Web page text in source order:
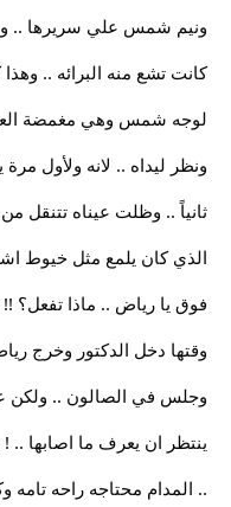
ونيم شمس علي سريرها ..
كانت تشع منه البرائه ..
لوجه شمس وهي مغمضة
ونظر ليداه .. لانه ولأول
ثانياً .. وظلت عيناه تتنقل
الذي كان يلمع مثل خيوط
فوق يا رياض .. ماذا تفعل؟
وقتها دخل الدكتور وخرج
وجلس في الصالون .. ولكن
ينتظر ان يعرف ما اصابها ..
.. المدام محتاجه راحه